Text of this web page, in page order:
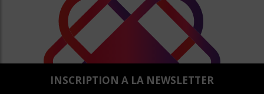
INSCRIPTION A LA NEWSLETTER